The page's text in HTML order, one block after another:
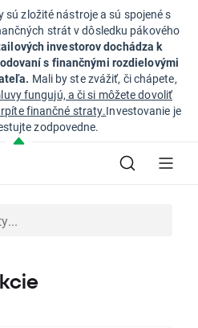
sú zložité nástroje a sú spojené s
strát v dôsledku pákového
investorov dochádza k
s finančnými rozdielovými
Mali by ste zvážiť, či chápete,
fungujú, a či si môžete dovoliť
finančné straty.Investovanie je
zodpovedne.